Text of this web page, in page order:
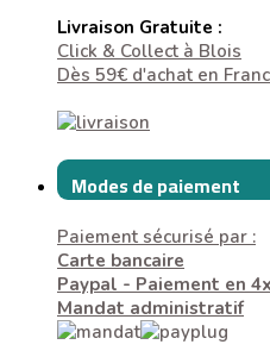
Livraison Gratuite :
Click & Collect à Blois
Dès 59€ d'achat en
Modes de paiement
Paiement sécurisé par :
Carte bancaire
Paypal - Paiement en 4x
Mandat administratif